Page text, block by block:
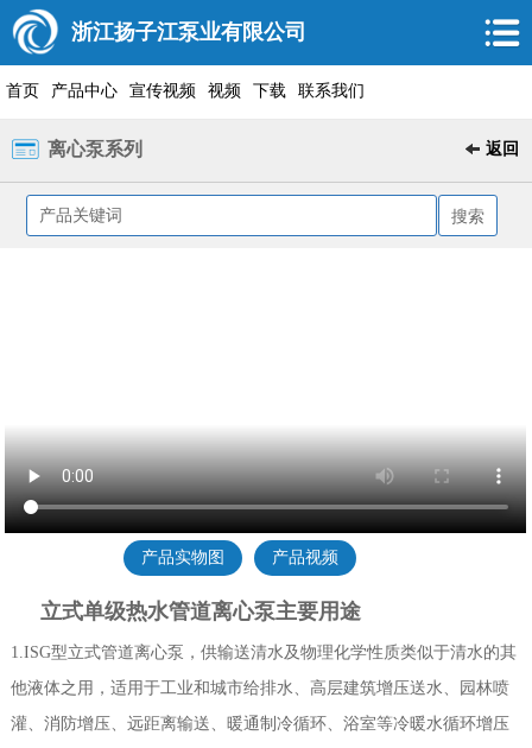
浙江扬子江泵业有限公司
首页 产品中心 宣传视频 视频 下载 联系我们
离心泵系列 返回
产品实物图 产品视频
立式单级热水管道离心泵主要用途
1.ISG型立式管道离心泵，供输送清水及物理化学性质类似于清水的其
他液体之用，适用于工业和城市给排水、高层建筑增压送水、园林喷
灌、消防增压、远距离输送、暖通制冷循环、浴室等冷暖水循环增压